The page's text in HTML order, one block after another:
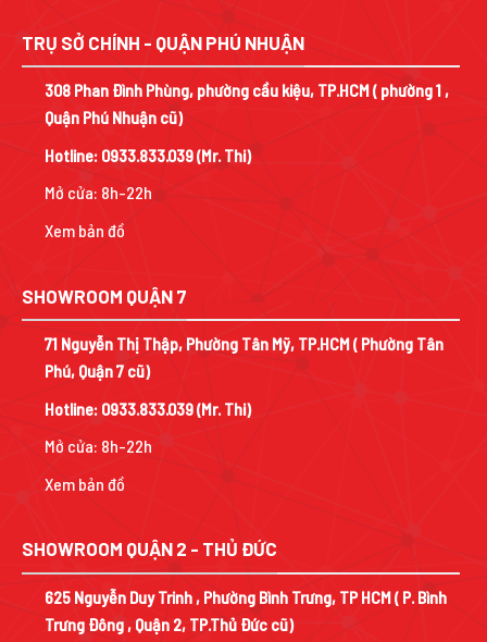
TRỤ SỞ CHÍNH - QUẬN PHÚ NHUẬN
308 Phan Đình Phùng, phường cầu kiệu, TP.HCM ( phường 1 ,
Quận Phú Nhuận cũ)
Hotline: 0933.833.039(Mr. Thi)
Mở cửa: 8h-22h
Xem bản đồ
SHOWROOM QUẬN 7
71 Nguyễn Thị Thập, Phường Tân Mỹ, TP.HCM ( Phường Tân
Phú, Quận 7 cũ)
Hotline: 0933.833.039(Mr. Thi)
Mở cửa: 8h-22h
Xem bản đồ
SHOWROOM QUẬN 2 - THỦ ĐỨC
625 Nguyễn Duy Trinh , Phường Bình Trưng, TP HCM ( P. Bình
Trưng Đông , Quận 2, TP.Thủ Đức cũ)